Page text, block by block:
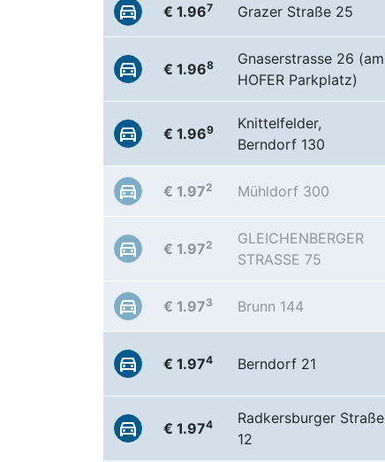
€ 1.967 Grazer Straße 25
€ 1.968
Gnaserstrasse 26 (am
HOFER Parkplatz)
€ 1.969
Knittelfelder,
Berndorf 130
€ 1.972 Mühldorf 300
€ 1.972
GLEICHENBERGER
STRASSE 75
€ 1.973 Brunn 144
€ 1.974 Berndorf 21
€ 1.974
Radkersburger Straße
12